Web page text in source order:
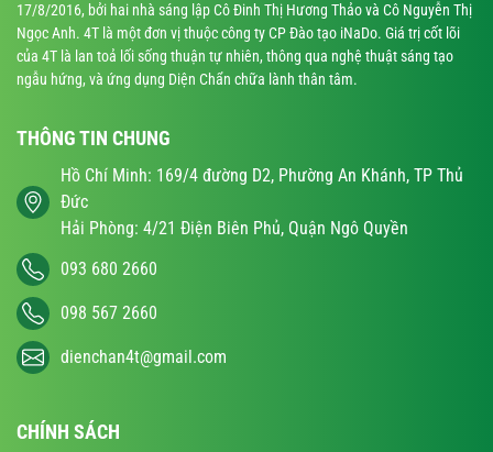
17/8/2016, bởi hai nhà sáng lập Cô Đinh Thị Hương Thảo và Cô Nguyễn Thị
Ngọc Anh. 4T là một đơn vị thuộc công ty CP Đào tạo iNaDo. Giá trị cốt lõi
của 4T là lan toả lối sống thuận tự nhiên, thông qua nghệ thuật sáng tạo
ngẫu hứng, và ứng dụng Diện Chẩn chữa lành thân tâm.
THÔNG TIN CHUNG
Hồ Chí Minh: 169/4 đường D2, Phường An Khánh, TP Thủ
Đức
Hải Phòng: 4/21 Điện Biên Phủ, Quận Ngô Quyền
093 680 2660
098 567 2660
dienchan4t@gmail.com
CHÍNH SÁCH